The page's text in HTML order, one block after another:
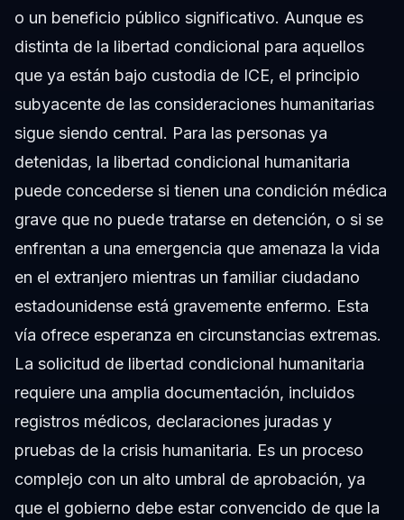
o un beneficio público significativo. Aunque es
distinta de la libertad condicional para aquellos
que ya están bajo custodia de ICE, el principio
subyacente de las consideraciones humanitarias
sigue siendo central. Para las personas ya
detenidas, la libertad condicional humanitaria
puede concederse si tienen una condición médica
grave que no puede tratarse en detención, o si se
enfrentan a una emergencia que amenaza la vida
en el extranjero mientras un familiar ciudadano
estadounidense está gravemente enfermo. Esta
vía ofrece esperanza en circunstancias extremas.
La solicitud de libertad condicional humanitaria
requiere una amplia documentación, incluidos
registros médicos, declaraciones juradas y
pruebas de la crisis humanitaria. Es un proceso
complejo con un alto umbral de aprobación, ya
que el gobierno debe estar convencido de que la